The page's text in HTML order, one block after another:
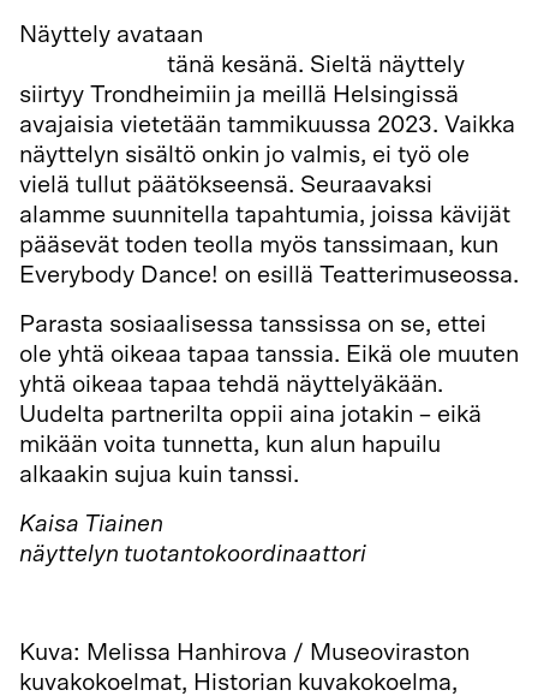
Näyttely avataan
tänä kesänä. Sieltä näyttely
siirtyy Trondheimiin ja meillä Helsingissä
avajaisia vietetään tammikuussa 2023. Vaikka
näyttelyn sisältö onkin jo valmis, ei työ ole
vielä tullut päätökseensä. Seuraavaksi
alamme suunnitella tapahtumia, joissa kävijät
pääsevät toden teolla myös tanssimaan, kun
Everybody Dance! on esillä Teatterimuseossa.
Parasta sosiaalisessa tanssissa on se, ettei
ole yhtä oikeaa tapaa tanssia. Eikä ole muuten
yhtä oikeaa tapaa tehdä näyttelyäkään.
Uudelta partnerilta oppii aina jotakin – eikä
mikään voita tunnetta, kun alun hapuilu
alkaakin sujua kuin tanssi.
Kaisa Tiainen
näyttelyn tuotantokoordinaattori
Kuva: Melissa Hanhirova / Museoviraston
kuvakokoelmat, Historian kuvakokoelma,